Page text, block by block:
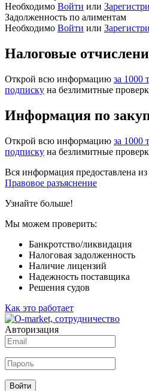
Необходимо Войти или
Задолженность по алиментам
Необходимо Войти или
Налоговые
Открой всю информацию за 1000
подписку на безлимитные
Информация по
Открой всю информацию за 1000
подписку на безлимитные
Вся информация предоставлена
Правовое разъяснение
Узнайте больше!
Мы можем проверить:
Банкротство/ликвидация
Налоговая задолженность
Наличие лицензий
Надежность поставщика
Решения судов
Как это работает
Авторизация
Войти